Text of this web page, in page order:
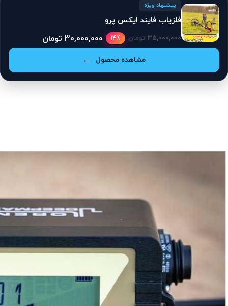
پیشنهاد ویژه
فلزیاب فایند ایکس پرو
35,000,000 تومان 14٪ 30,000,000 تومان
مشاهده محصول